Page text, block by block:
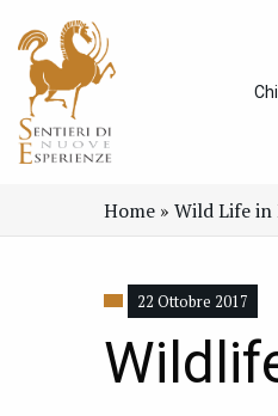
Home » Wild Life in
22 Ottobre 2017